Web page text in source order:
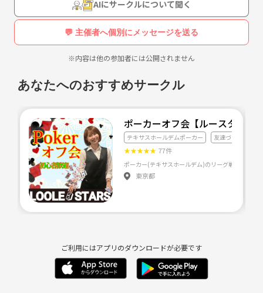
AIにサークルについて聞く
💬 主催者へ個別にメッセージを送る
※内容は他の参加者には公開されません
あなたへのおすすめサークル
ポーカーオフ会【ルースタ
テキサスホールデムポーカー 友達づくり
★★★★★ 77件
ポーカー(テキサスホールデム)のリーグ戦や大会を
東京都
ご利用にはアプリのダウンロードが必要です